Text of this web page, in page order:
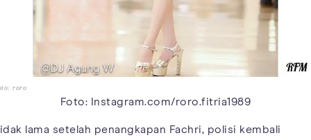
roro
Foto: Instagram.com/roro.fitria1989
lama setelah penangkapan Fachri, polisi kembali